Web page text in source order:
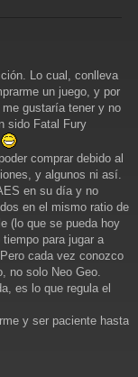
Lo cual, conlleva
un juego, y por
gustaría tener y no
sido Fatal Fury
comprar debido al
y algunos ni así.
en su día y no
en el mismo ratio de
(lo que se pueda hoy
para jugar a
cada vez conozco
no solo Neo Geo.
es lo que regula el
y ser paciente hasta